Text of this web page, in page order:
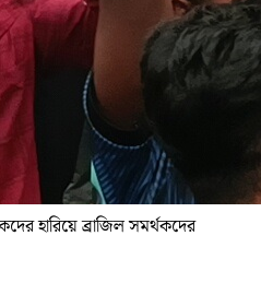
হারিয়ে ব্রাজিল সমর্থকদের